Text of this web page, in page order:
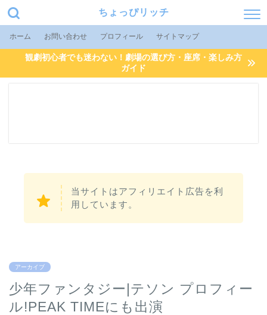
ちょっぴリッチ
ホーム お問い合わせ プロフィール サイトマップ
観劇初心者でも迷わない！劇場の選び方・座席・楽しみ方
ガイド
当サイトはアフィリエイト広告を利
用しています。
アーカイブ
少年ファンタジー|テソン プロフィー
ル!PEAK TIMEにも出演